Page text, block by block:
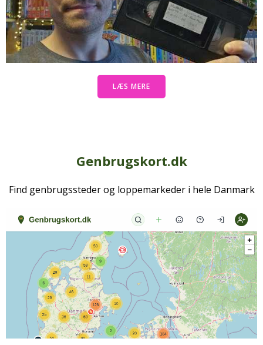
LÆS MERE
Genbrugskort.dk
Find genbrugssteder og loppemarkeder i hele Danmark